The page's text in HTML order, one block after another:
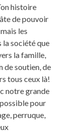
histoire
de pouvoir
les
la société que
la famille,
de soutien, de
tous ceux là!
notre grande
pour
perruque,